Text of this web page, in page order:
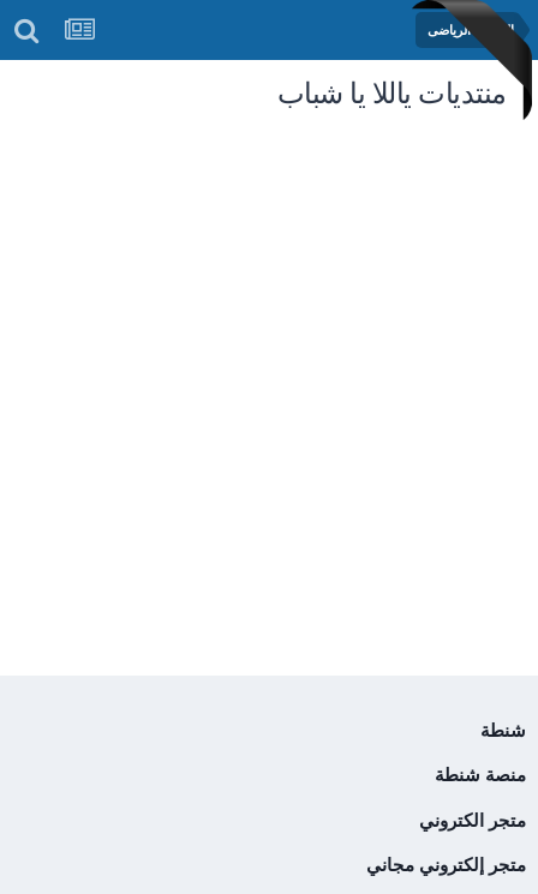
المنتدى الرياضى
منتديات ياللا يا شباب
شنطة
منصة شنطة
متجر الكتروني
متجر إلكتروني مجاني